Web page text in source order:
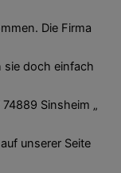
Die Firma
sie doch einfach
Sinsheim „
unserer Seite